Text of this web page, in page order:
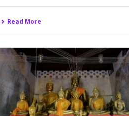
Read More